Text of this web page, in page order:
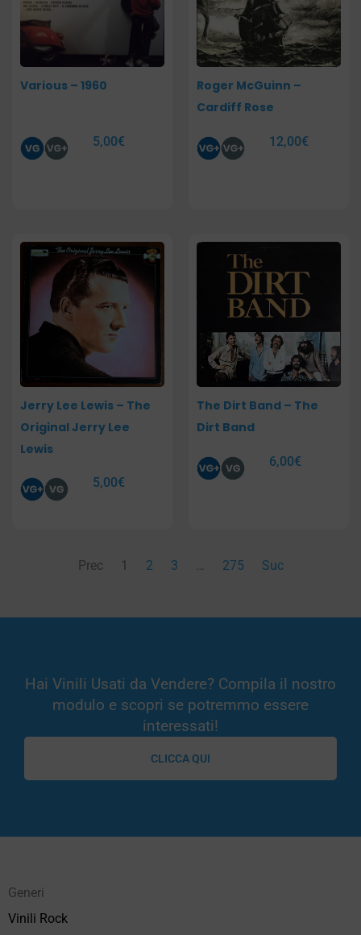
Various – 1960
5,00€
Roger McGuinn –
Cardiff Rose
12,00€
Jerry Lee Lewis – The
Original Jerry Lee
Lewis
5,00€
The Dirt Band – The
Dirt Band
6,00€
Prec 1 2 3 … 275 Suc
Hai Vinili Usati da Vendere? Compila il nostro
modulo e scopri se potremmo essere
interessati!
CLICCA QUI
Generi
Vinili Rock